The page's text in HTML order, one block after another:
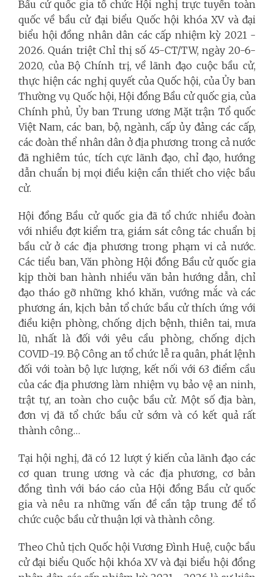
Bầu cử quốc gia tổ chức Hội nghị trực tuyến toàn
quốc về bầu cử đại biểu Quốc hội khóa XV và đại
biểu hội đồng nhân dân các cấp nhiệm kỳ 2021 -
2026. Quán triệt Chỉ thị số 45-CT/TW, ngày 20-6-
2020, của Bộ Chính trị, về lãnh đạo cuộc bầu cử,
thực hiện các nghị quyết của Quốc hội, của Ủy ban
Thường vụ Quốc hội, Hội đồng Bầu cử quốc gia, của
Chính phủ, Ủy ban Trung ương Mặt trận Tổ quốc
Việt Nam, các ban, bộ, ngành, cấp ủy đảng các cấp,
các đoàn thể nhân dân ở địa phương trong cả nước
đã nghiêm túc, tích cực lãnh đạo, chỉ đạo, hướng
dẫn chuẩn bị mọi điều kiện cần thiết cho việc bầu
cử.
Hội đồng Bầu cử quốc gia đã tổ chức nhiều đoàn
với nhiều đợt kiểm tra, giám sát công tác chuẩn bị
bầu cử ở các địa phương trong phạm vi cả nước.
Các tiểu ban, Văn phòng Hội đồng Bầu cử quốc gia
kịp thời ban hành nhiều văn bản hướng dẫn, chỉ
đạo tháo gỡ những khó khăn, vướng mắc và các
phương án, kịch bản tổ chức bầu cử thích ứng với
điều kiện phòng, chống dịch bệnh, thiên tai, mưa
lũ, nhất là đối với yêu cầu phòng, chống dịch
COVID-19. Bộ Công an tổ chức lễ ra quân, phát lệnh
đối với toàn bộ lực lượng, kết nối với 63 điểm cầu
của các địa phương làm nhiệm vụ bảo vệ an ninh,
trật tự, an toàn cho cuộc bầu cử. Một số địa bàn,
đơn vị đã tổ chức bầu cử sớm và có kết quả rất
thành công…
Tại hội nghị, đã có 12 lượt ý kiến của lãnh đạo các
cơ quan trung ương và các địa phương, cơ bản
đồng tình với báo cáo của Hội đồng Bầu cử quốc
gia và nêu ra những vấn đề cần tập trung để tổ
chức cuộc bầu cử thuận lợi và thành công.
Theo Chủ tịch Quốc hội Vương Đình Huệ, cuộc bầu
cử đại biểu Quốc hội khóa XV và đại biểu hội đồng